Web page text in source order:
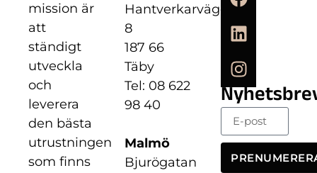
mission är
att
ständigt
utveckla
och
leverera
den bästa
utrustningen
som finns
Hantverkarvägen
8
187 66
Täby
Tel: 08 622
98 40
Malmö
Bjurögatan